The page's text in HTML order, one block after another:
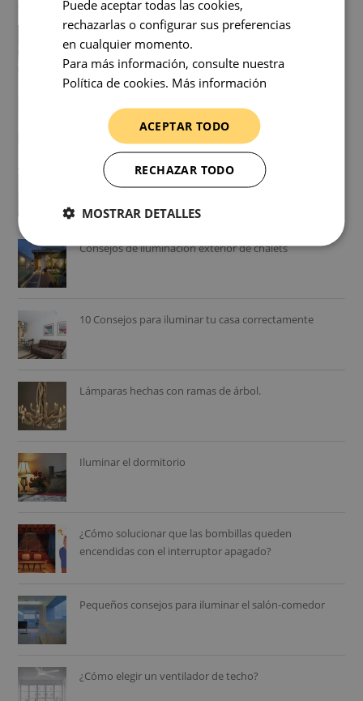
Cómo calcular la luz para una habitación ¿Cuánta luz
necesito?
Como cambiar un foco empotrable halógeno por led
Consejos para elegir una lámpara de techo de
Consejos de iluminación exterior de chalets
10 Consejos para iluminar tu casa correctamente
Lámparas hechas con ramas de árbol.
Iluminar el dormitorio
¿Cómo solucionar que las bombillas queden
encendidas con el interruptor apagado?
Pequeños consejos para iluminar el salón-comedor
¿Cómo elegir un ventilador de techo?
Puede aceptar todas las cookies,
rechazarlas o configurar sus preferencias
en cualquier momento.
Para más información, consulte nuestra
Política de cookies. Más información
ACEPTAR TODO
RECHAZAR TODO
MOSTRAR DETALLES